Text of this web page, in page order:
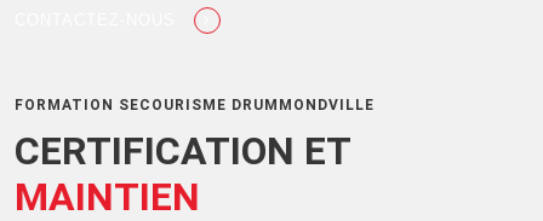
FORMATION SECOURISME DRUMMONDVILLE
CERTIFICATION ET
MAINTIEN